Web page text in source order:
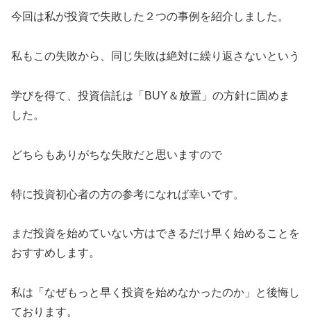
今回は私が投資で失敗した２つの事例を紹介しました。
私もこの失敗から、同じ失敗は絶対に繰り返さないという
学びを得て、投資信託は「BUY＆放置」の方針に固めま
した。
どちらもありがちな失敗だと思いますので
特に投資初心者の方の参考になれば幸いです。
まだ投資を始めていない方はできるだけ早く始めることを
おすすめします。
私は「なぜもっと早く投資を始めなかったのか」と後悔し
ております。